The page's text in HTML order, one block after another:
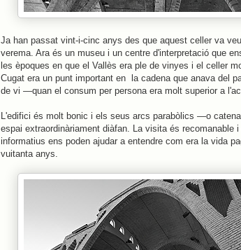
Ja han passat vint-i-cinc anys des que aquest celler va
verema. Ara és un museu i un centre d'interpretació que
les èpoques en que el Vallès era ple de vinyes i el celler
Cugat era un punt important en la cadena que anava del
de vi —quan el consum per persona era molt superior a
L'edifici és molt bonic i els seus arcs parabòlics —o
espai extraordinàriament diàfan. La visita és recomanable
informatius ens poden ajudar a entendre com era la vida
vuitanta anys.